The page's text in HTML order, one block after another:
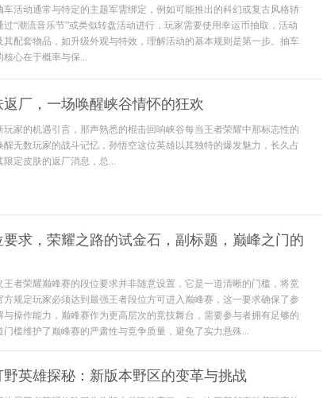
车活动通常与特定的主题军需绑定，例如可能推出的科幻或复古风格轿
“潮流音乐节”或类似转盘活动进行，玩家需要使用幸运币抽取，活动
配套物品，如升级外观与特效，理解活动的基本规则是第一步。抽车
心在于概率与保...
厂，一场唤醒峡谷情怀的狂欢
家的机遇引言，那声熟悉的棍击回响峡谷每当王者荣耀中那标志性的
无数玩家的战斗记忆，孙悟空这位英雄以其独特的爆发魅力，长久占
定皮肤的返厂消息，总...
求，荣耀之路的试金石，副标题，巅峰之门的
王者荣耀巅峰赛的段位要求并非随意设置，它是一道清晰的门槛，将竞
规定玩家必须达到最强王者段位方可进入巅峰赛，这一要求确保了参
操作能力，巅峰赛作为更高层次的竞技舞台，需要参与者拥有足够的
槛维护了巅峰赛的严肃性与竞争质量，避免了实力悬殊...
英雄探秘：新版本野区的变革与挑战